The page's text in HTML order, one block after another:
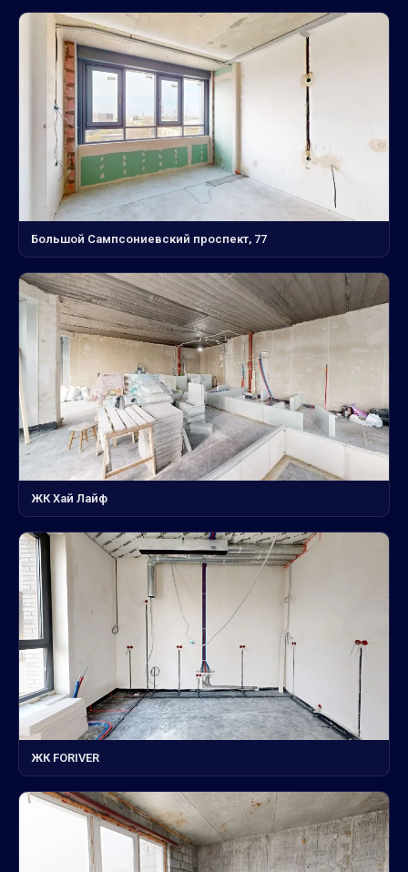
Большой Сампсониевский проспект, 77
ЖК Хай Лайф
ЖК FORIVER